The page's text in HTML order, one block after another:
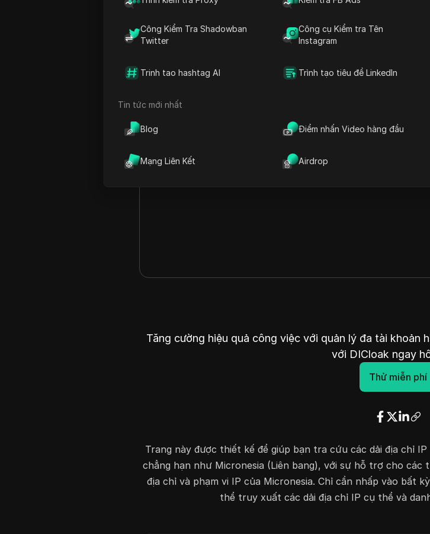
Công Kiểm Tra Shadowban
Twitter
Công cụ Kiểm tra Tên
Instagram
Trinh tao hashtag AI Trình tạo tiêu đề LinkedIn
Tin tức mới nhất
Blog Điểm nhấn Video hàng đầu
Mạng Liên Kết Airdrop
103.39.252.0
103.39.255.255
103.166.208.0
103.166.209.255
124.109.15.255
Tăng cường hiệu quả công việc với quản lý đa tài
với DICloak ngay
Thử miễn phí
Trang này được thiết kế để giúp bạn tra cứu các dải địa chỉ
chẳng hạn như Micronesia (Liên bang), với sự hỗ trợ cho
địa chỉ và phạm vi IP của Micronesia. Chỉ cần nhấp vào bất
thể truy xuất các dải địa chỉ IP cụ thể và